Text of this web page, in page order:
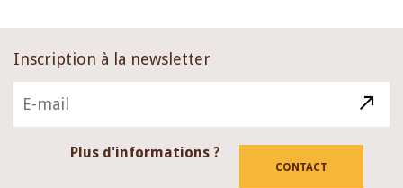
Inscription à la newsletter
Plus d'informations ?
CONTACT